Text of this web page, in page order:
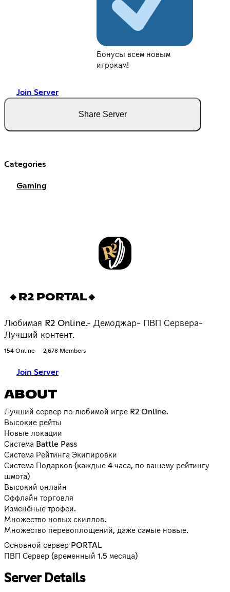
Бонусы всем новым
игрокам!
Join Server
Share Server
Categories
Gaming
🔸R2 PORTAL🔸
Любимая R2 Online.- Демоджар- ПВП Сервера-
Лучший контент.
154 Online 2,678 Members
Join Server
ABOUT
Лучший сервер по любимой игре R2 Online.
Высокие рейты
Новые локации
Система Battle Pass
Система Рейтинга Экипировки
Система Подарков (каждые 4 часа, по вашему рейтингу
шмота)
Высокий онлайн
Оффлайн торговля
Изменёные трофеи.
Множество новых скиллов.
Множество перевоплощений, даже самые новые.
Основной сервер PORTAL
ПВП Сервер (временный 1.5 месяца)
Server Details